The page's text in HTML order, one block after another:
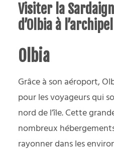
Visiter la
d’Olbia à
Olbia
Grâce à son aéroport,
pour les voyageurs qui
nord de l’île. Cette
nombreux
rayonner dans les